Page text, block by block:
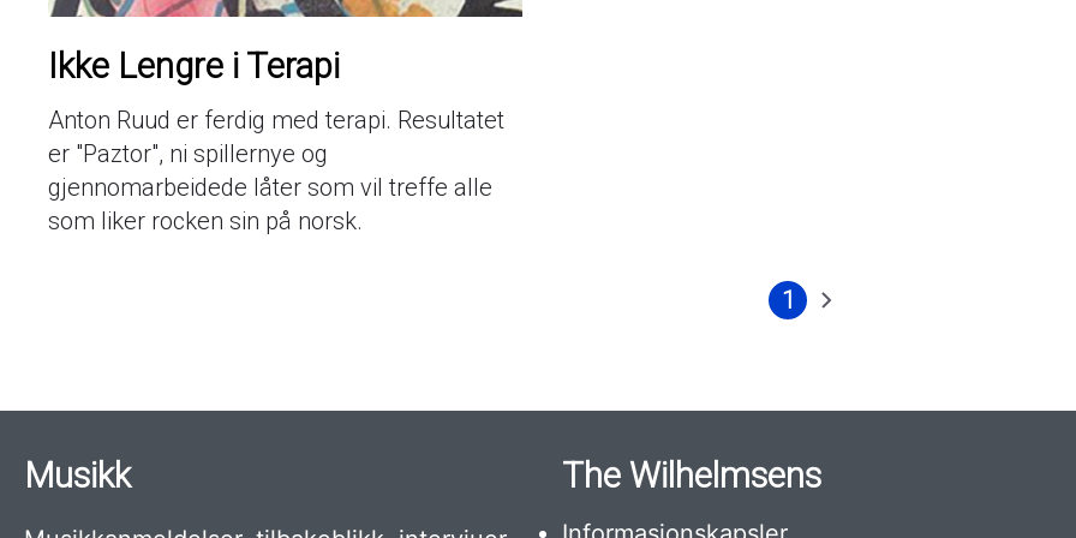
Ikke Lengre i Terapi
Anton Ruud er ferdig med terapi. Resultatet
er "Paztor", ni spillernye og
gjennomarbeidede låter som vil treffe alle
som liker rocken sin på norsk.
Nåværende
1
Neste
Musikk The Wilhelmsens